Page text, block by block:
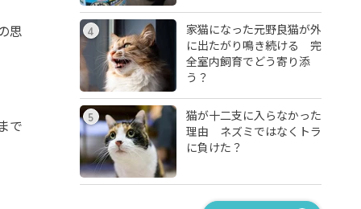
思
で
4
家猫になった元野良猫が外
に出たがり鳴き続ける 完
全室内飼育でどう寄り添
う？
5
猫が十二支に入らなかった
理由 ネズミではなくトラ
に負けた？